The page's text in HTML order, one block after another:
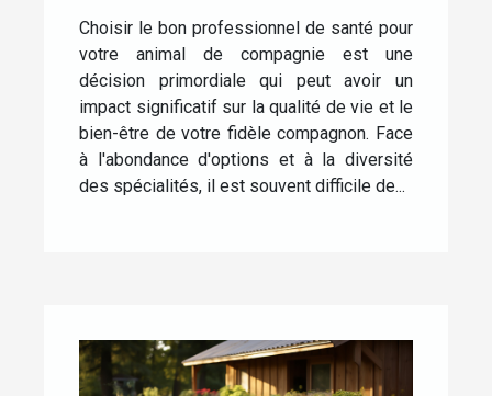
domestique
Choisir le bon professionnel de santé pour
votre animal de compagnie est une
décision primordiale qui peut avoir un
impact significatif sur la qualité de vie et le
bien-être de votre fidèle compagnon. Face
à l'abondance d'options et à la diversité
des spécialités, il est souvent difficile de...